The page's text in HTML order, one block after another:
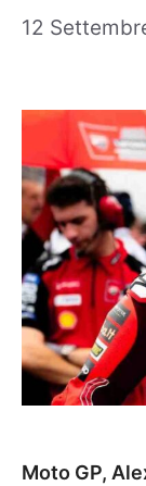
12
Moto GP,